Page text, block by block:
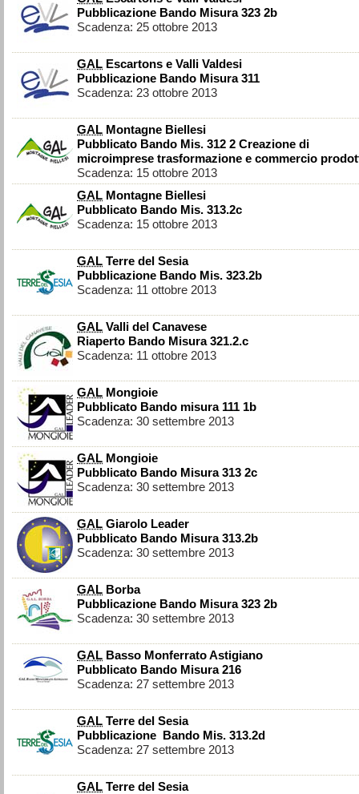
Pubblicazione Bando Misura 323 2b
Scadenza: 25 ottobre 2013
GAL Escartons e Valli Valdesi
Pubblicazione Bando Misura 311
Scadenza: 23 ottobre 2013
GAL Montagne Biellesi
Pubblicato Bando Mis. 312 2 Creazione di
microimprese trasformazione e commercio
Scadenza: 15 ottobre 2013
GAL Montagne Biellesi
Pubblicato Bando Mis. 313.2c
Scadenza: 15 ottobre 2013
GAL Terre del Sesia
Pubblicazione Bando Mis. 323.2b
Scadenza: 11 ottobre 2013
GAL Valli del Canavese
Riaperto Bando Misura 321.2.c
Scadenza: 11 ottobre 2013
GAL Mongioie
Pubblicato Bando misura 111 1b
Scadenza: 30 settembre 2013
GAL Mongioie
Pubblicato Bando Misura 313 2c
Scadenza: 30 settembre 2013
GAL Giarolo Leader
Pubblicato Bando Misura 313.2b
Scadenza: 30 settembre 2013
GAL Borba
Pubblicazione Bando Misura 323 2b
Scadenza: 30 settembre 2013
GAL Basso Monferrato Astigiano
Pubblicato Bando Misura 216
Scadenza: 27 settembre 2013
GAL Terre del Sesia
Pubblicazione Bando Mis. 313.2d
Scadenza: 27 settembre 2013
GAL Terre del Sesia